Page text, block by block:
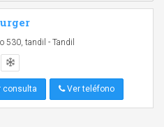
530, tandil - Tandil
consulta Ver teléfono